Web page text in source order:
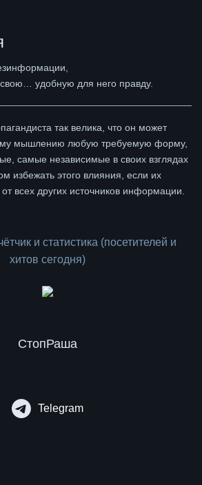
удобную для него правду.
так велика, что он может
мышлению любую требуемую форму,
самые независимые в своих взглядах
избежать этого влияния, если их
всех других источников информации.
СтопРаша
Telegram